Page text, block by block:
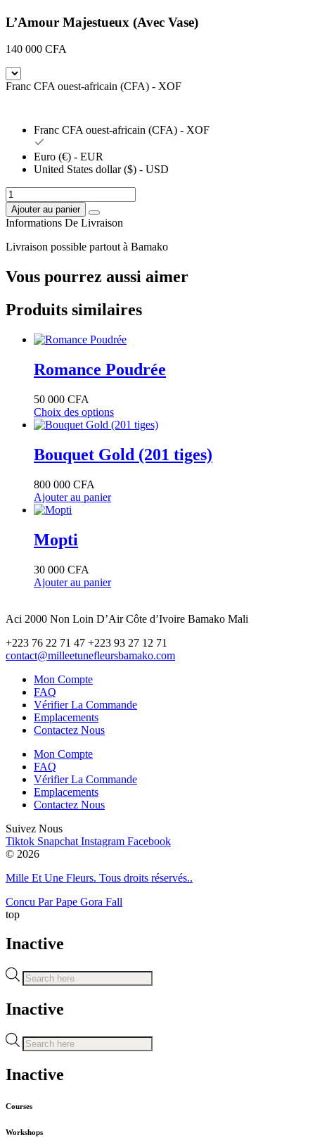
L’Amour Majestueux (Avec Vase)
140 000 CFA
Franc CFA ouest-africain (CFA) - XOF
Franc CFA ouest-africain (CFA) - XOF
Euro (€) - EUR
United States dollar ($) - USD
quantité
de
L’Amour
Majestueux
(Avec
Ajouter au panier
Informations De Livraison
Livraison possible partout à Bamako
Vous pourrez aussi aimer
Produits similaires
Romance Poudrée
50 000 CFA
Choix des options
Ce
a
plusieurs
Les
options
peuvent
choisies
sur
la
page
du
Bouquet Gold (201 tiges)
800 000 CFA
Ajouter au panier
Mopti
30 000 CFA
Ajouter au panier
Aci 2000 Non Loin D’Air Côte d’Ivoire Bamako Mali
+223 76 22 71 47 +223 93 27 12 71
contact@milleetunefleursbamako.com
Mon Compte
FAQ
Vérifier La Commande
Emplacements
Contactez Nous
Mon Compte
FAQ
Vérifier La Commande
Emplacements
Contactez Nous
Suivez Nous
Tiktok Snapchat Instagram Facebook
© 2026
Mille Et Une Fleurs. Tous droits réservés..
Concu Par Pape Gora Fall
top
Inactive
Recherche
de
Inactive
Recherche
de
Inactive
Courses
Workshops